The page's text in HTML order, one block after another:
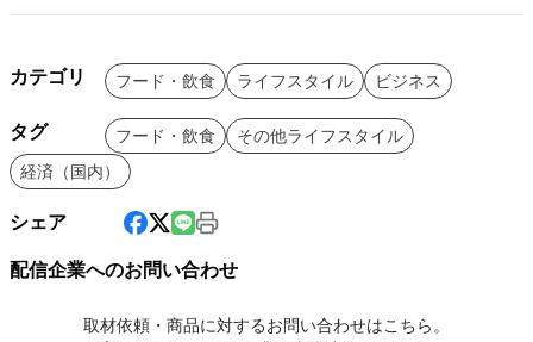
カテゴリ フード・飲食 ライフスタイル ビジネス
タグ フード・飲食
その他ライフスタイル
経済（国内）
シェア
配信企業へのお問い合わせ
取材依頼・商品に対するお問い合わせはこちら。